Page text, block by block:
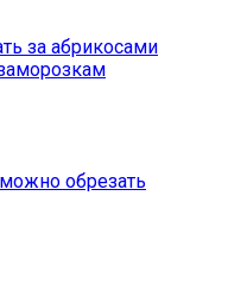
за абрикосами
обрезать